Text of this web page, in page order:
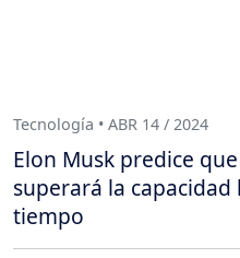
Tecnología • ABR 14 / 2024
Elon Musk predice
superará la
tiempo